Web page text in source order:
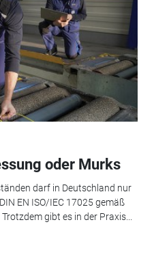
oder Murks
darf in Deutschland nur
EN ISO/IEC 17025 gemäß
gibt es in der Praxis...